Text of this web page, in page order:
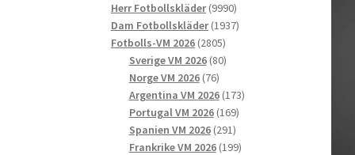
produkter
Herr Fotbollskläder 99909990
produkter
Dam Fotbollskläder 19371937
Fotbolls-VM 2026 28052805
produkter
Sverige VM 2026 8080
Norge VM 2026 7676
produkter
Argentina VM 2026 173173
Portugal VM 2026 169169
produkter
Spanien VM 2026 291291
produkter
Frankrike VM 2026 199199